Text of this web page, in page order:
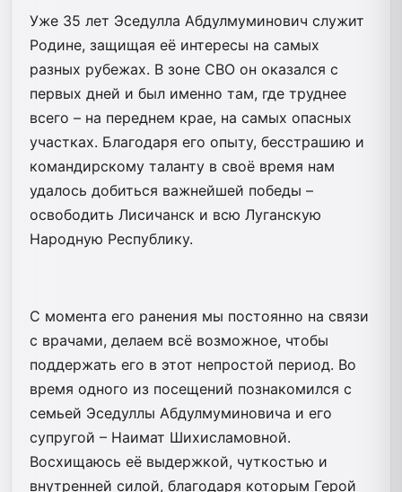
Уже 35 лет Эседулла Абдулмуминович служит
Родине, защищая её интересы на самых
разных рубежах. В зоне СВО он оказался с
первых дней и был именно там, где труднее
всего – на переднем крае, на самых опасных
участках. Благодаря его опыту, бесстрашию и
командирскому таланту в своё время нам
удалось добиться важнейшей победы –
освободить Лисичанск и всю Луганскую
Народную Республику.
С момента его ранения мы постоянно на связи
с врачами, делаем всё возможное, чтобы
поддержать его в этот непростой период. Во
время одного из посещений познакомился с
семьей Эседуллы Абдулмуминовича и его
супругой – Наимат Шихисламовной.
Восхищаюсь её выдержкой, чуткостью и
внутренней силой, благодаря которым Герой